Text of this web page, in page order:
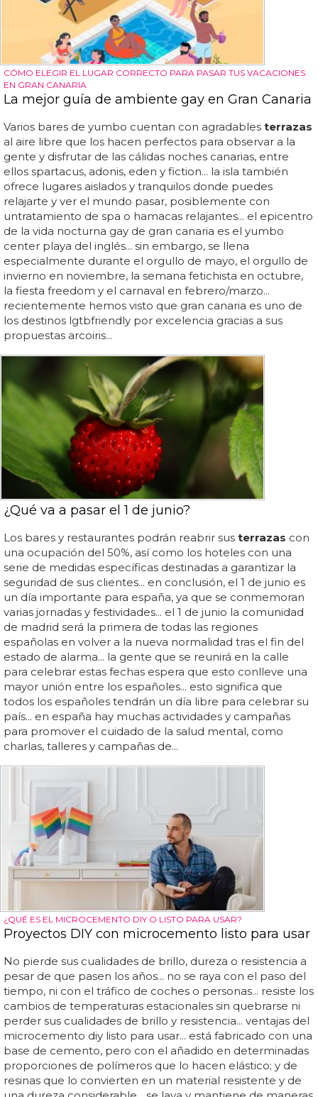
CÓMO ELEGIR EL LUGAR CORRECTO PARA PASAR TUS VACACIONES
EN GRAN CANARIA
La mejor guía de ambiente gay en Gran Canaria
Varios bares de yumbo cuentan con agradables terrazas
al aire libre que los hacen perfectos para observar a la
gente y disfrutar de las cálidas noches canarias, entre
ellos spartacus, adonis, eden y fiction... la isla también
ofrece lugares aislados y tranquilos donde puedes
relajarte y ver el mundo pasar, posiblemente con
untratamiento de spa o hamacas relajantes... el epicentro
de la vida nocturna gay de gran canaria es el yumbo
center playa del inglés... sin embargo, se llena
especialmente durante el orgullo de mayo, el orgullo de
invierno en noviembre, la semana fetichista en octubre,
la fiesta freedom y el carnaval en febrero/marzo...
recientemente hemos visto que gran canaria es uno de
los destinos lgtbfriendly por excelencia gracias a sus
propuestas arcoiris...
¿Qué va a pasar el 1 de junio?
Los bares y restaurantes podrán reabrir sus terrazas con
una ocupación del 50%, así como los hoteles con una
serie de medidas específicas destinadas a garantizar la
seguridad de sus clientes... en conclusión, el 1 de junio es
un día importante para españa, ya que se conmemoran
varias jornadas y festividades... el 1 de junio la comunidad
de madrid será la primera de todas las regiones
españolas en volver a la nueva normalidad tras el fin del
estado de alarma... la gente que se reunirá en la calle
para celebrar estas fechas espera que esto conlleve una
mayor unión entre los españoles... esto significa que
todos los españoles tendrán un día libre para celebrar su
país... en españa hay muchas actividades y campañas
para promover el cuidado de la salud mental, como
charlas, talleres y campañas de...
¿QUÉ ES EL MICROCEMENTO DIY O LISTO PARA USAR?
Proyectos DIY con microcemento listo para usar
No pierde sus cualidades de brillo, dureza o resistencia a
pesar de que pasen los años... no se raya con el paso del
tiempo, ni con el tráfico de coches o personas... resiste los
cambios de temperaturas estacionales sin quebrarse ni
perder sus cualidades de brillo y resistencia... ventajas del
microcemento diy listo para usar... está fabricado con una
base de cemento, pero con el añadido en determinadas
proporciones de polímeros que lo hacen elástico; y de
resinas que lo convierten en un material resistente y de